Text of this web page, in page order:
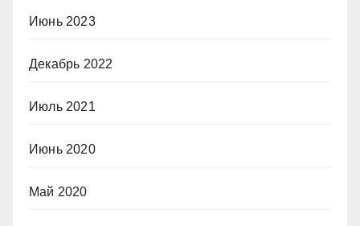
Июнь 2023
Декабрь 2022
Июль 2021
Июнь 2020
Май 2020